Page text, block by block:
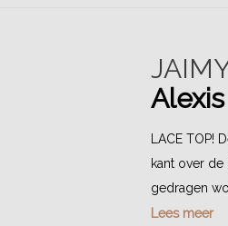
LACE
kant over
gedragen
Lees meer